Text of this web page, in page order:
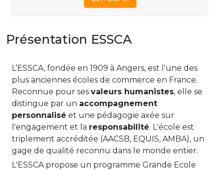
Présentation ESSCA
L’ESSCA, fondée en 1909 à Angers, est l'une des
plus anciennes écoles de commerce en France.
Reconnue pour ses valeurs humanistes, elle se
distingue par un accompagnement
personnalisé et une pédagogie axée sur
l'engagement et la responsabilité. L'école est
triplement accréditée (AACSB, EQUIS, AMBA), un
gage de qualité reconnu dans le monde entier.
L'ESSCA propose un programme Grande Ecole